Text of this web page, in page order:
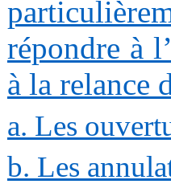
répondre à
à la relance
a. Les
b. Les